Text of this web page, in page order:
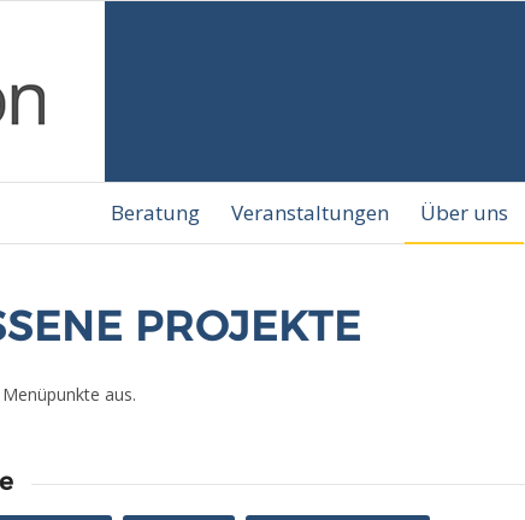
Beratung Veranstaltungen Über uns
PROJEKTE
aus.